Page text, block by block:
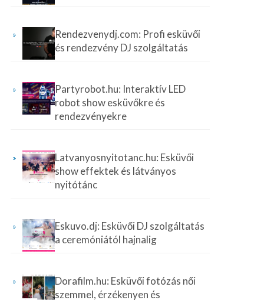
Rendezvenydj.com: Profi esküvői
és rendezvény DJ szolgáltatás
Partyrobot.hu: Interaktív LED
robot show esküvőkre és
rendezvényekre
Latvanyosnyitotanc.hu: Esküvői
show effektek és látványos
nyitótánc
Eskuvo.dj: Esküvői DJ szolgáltatás
a ceremóniától hajnalig
Dorafilm.hu: Esküvői fotózás női
szemmel, érzékenyen és